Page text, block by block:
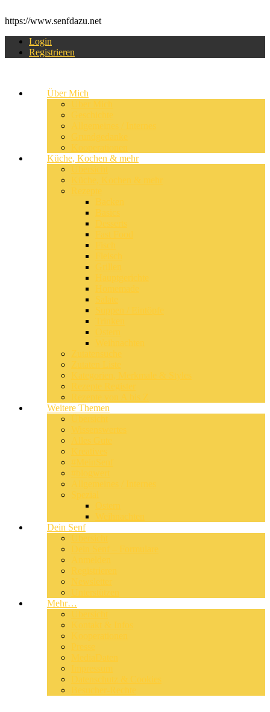
https://www.senfdazu.net
Login
Registrieren
Über Mich
Über Mich
Geschichte
Allgemeines / Internes
Grundgedanke
Kooperationen
Küche, Kochen & mehr
Übersicht
Küche, Kochen & mehr
Rezepte
Backen
Basics
Desserts
Fast Food
Fisch
Fleisch
Grillen
Hauptgerichte
Homemade
Salate
Suppen / Eintöpfe
Trinken
Ostern
Weihnachten
Zutatensuche
Zutaten Liste
Kategorien, Merkmale & Styles
Rezepte Register
Rezepte von A bis Z
Weitere Themen
Übersicht
Wissenswertes
Alles Gute
Kreatives
#MeinSenf
#blogwert
Allgemeines / Internes
Spezial
Ostern
Weihnachten
Dein Senf
Übersicht
Dein Senf – Formulare
Anmelden
Registrieren
Newsletter
Unterstützen
Mehr…
Übersicht
Kontakt & Infos
Kooperationen
Presse
MediaDaten
Impressum
Datenschutz & Cookies
Besucher-Rechte